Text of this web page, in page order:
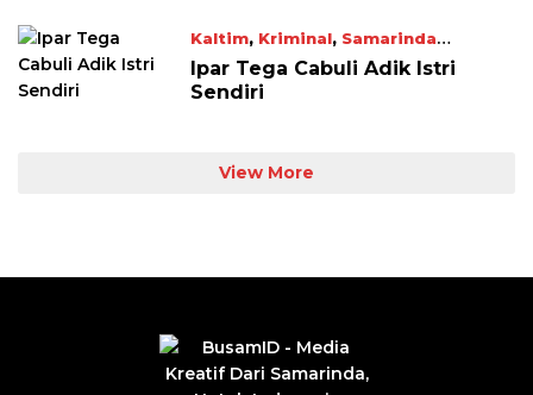
Kaltim, Kriminal, Samarinda
December 2, 2025
Ipar Tega Cabuli Adik Istri
Sendiri
View More